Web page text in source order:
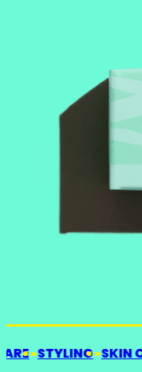
HAIR CARE STYLING